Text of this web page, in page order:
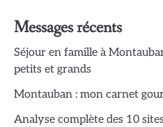
Messages récents
Séjour en famille à
petits et grands
Montauban : mon carnet
Analyse complète des 10